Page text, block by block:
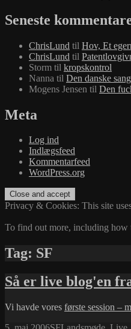
Seneste
ChrisLund til Hov, Et
ChrisLund til
Storm til kropskontrol
Nanna til Den danske
Mogens Jensen til Den
Meta
Log ind
Indlægsfeed
Kommentarfeed
WordPress.org
Privacy & Cookies: This site
To find out more, including how
Tag: SF
Så er live blog'en
Vi havde vores første session –